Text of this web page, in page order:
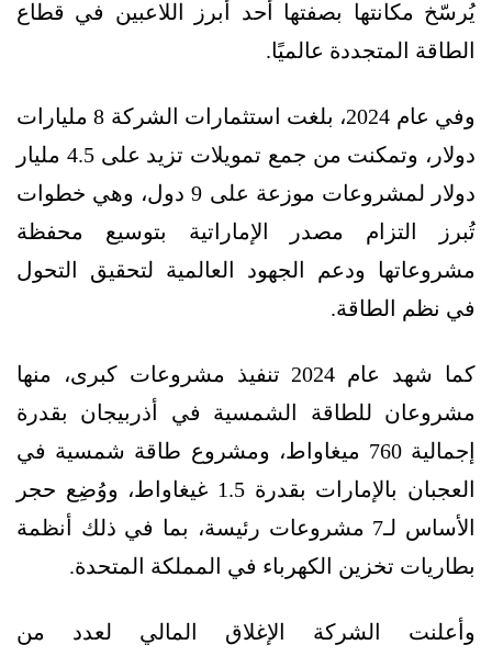
يُرسّخ مكانتها بصفتها أحد أبرز اللاعبين في قطاع
الطاقة المتجددة عالميًا.
وفي عام 2024، بلغت استثمارات الشركة 8 مليارات
دولار، وتمكنت من جمع تمويلات تزيد على 4.5 مليار
دولار لمشروعات موزعة على 9 دول، وهي خطوات
تُبرز التزام مصدر الإماراتية بتوسيع محفظة
مشروعاتها ودعم الجهود العالمية لتحقيق التحول
في نظم الطاقة.
كما شهد عام 2024 تنفيذ مشروعات كبرى، منها
مشروعان للطاقة الشمسية في أذربيجان بقدرة
إجمالية 760 ميغاواط، ومشروع طاقة شمسية في
العجبان بالإمارات بقدرة 1.5 غيغاواط، ووُضِع حجر
الأساس لـ7 مشروعات رئيسة، بما في ذلك أنظمة
بطاريات تخزين الكهرباء في المملكة المتحدة.
وأعلنت الشركة الإغلاق المالي لعدد من